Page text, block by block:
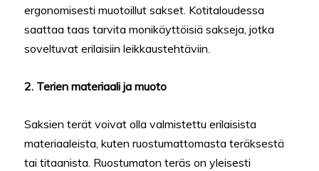
ergonomisesti muotoillut sakset. Kotitaloudessa
saattaa taas tarvita monikäyttöisiä sakseja, jotka
soveltuvat erilaisiin leikkaustehtäviin.
2. Terien materiaali ja muoto
Saksien terät voivat olla valmistettu erilaisista
materiaaleista, kuten ruostumattomasta teräksestä
tai titaanista. Ruostumaton teräs on yleisesti